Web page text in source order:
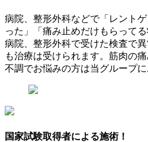
病院、整形外科などで「レント
った」「痛み止めだけもらって
病院、整形外科で受けた検査で
も治療は受けられます。筋肉の
不調でお悩みの方は当グループに
国家試験取得者による施術！